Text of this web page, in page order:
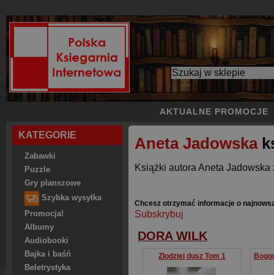
AKTUALNE PROMOCJE
KATEGORIE
Zabawki
Puzzle
Gry planszowe
Szybka wysyłka
Promocja!
Albumy
Audiobooki
Bajka i baśń
Beletrystyka
Aneta Jadowska
Książki autora Aneta Jadowska
Chcesz otrzymać informacje o
Subskrybuj
DORA WILK
Złodziej dusz Tom 1